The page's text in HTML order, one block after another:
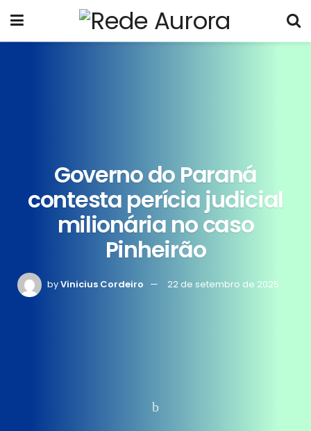
Governo do Paraná
contesta perícia judicial
milionária no caso
Pinheirão
byVinicius Cordeiro 22 de setembro de 2025